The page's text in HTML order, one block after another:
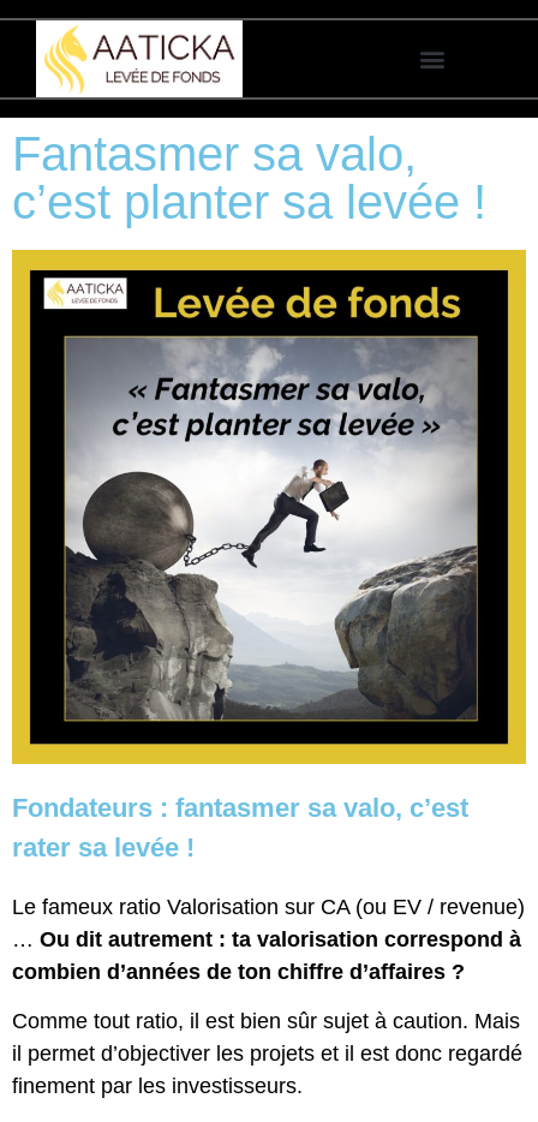
Fantasmer sa valo,
c’est planter sa levée !
Fondateurs : fantasmer sa valo, c’est
rater sa levée !
Le fameux ratio Valorisation sur CA (ou EV / revenue)
… Ou dit autrement : ta valorisation correspond à
combien d’années de ton chiffre d’affaires ?
Comme tout ratio, il est bien sûr sujet à caution. Mais
il permet d’objectiver les projets et il est donc regardé
finement par les investisseurs.